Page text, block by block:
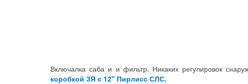
Включалка саба и и фильтр. Никаких регулировок
коробкой ЗЯ с 12" Пирлисс СЛС.